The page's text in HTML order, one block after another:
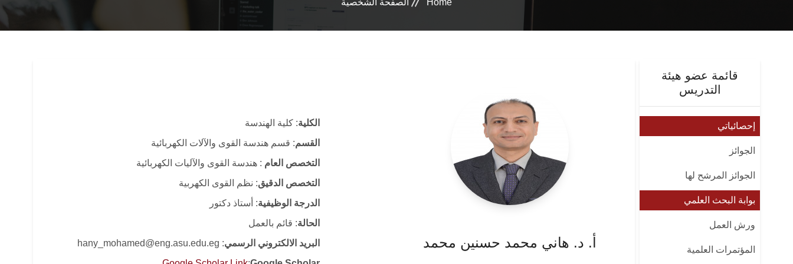
قائمة عضو هيئة
التدريس
إحصائياتي
الجوائز
الجوائز المرشح لها
بوابة البحث العلمي
ورش العمل
المؤتمرات العلمية أ. د. هاني محمد حسنين محمد
الكلية: كلية الهندسة
القسم: قسم هندسة القوى والآلات الكهربائية
التخصص العام : هندسة القوى والآليات الكهربائية
التخصص الدقيق: نظم القوى الكهربية
الدرجة الوظيفية: أستاذ دكتور
الحالة: قائم بالعمل
البريد الالكتروني الرسمي: hany_mohamed@eng.asu.edu.eg